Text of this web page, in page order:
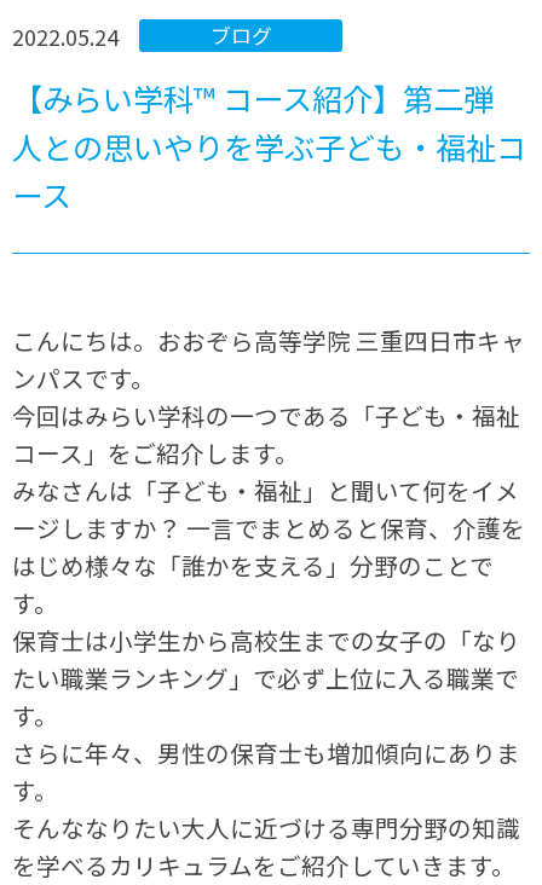
ブログ
2022.05.24
【みらい学科™ コース紹介】第二弾
人との思いやりを学ぶ子ども・福祉コ
ース
こんにちは。おおぞら高等学院 三重四日市キャ
ンパスです。
今回はみらい学科の一つである「子ども・福祉
コース」をご紹介します。
みなさんは「子ども・福祉」と聞いて何をイメ
ージしますか？ 一言でまとめると保育、介護を
はじめ様々な「誰かを支える」分野のことで
す。
保育士は小学生から高校生までの女子の「なり
たい職業ランキング」で必ず上位に入る職業で
す。
さらに年々、男性の保育士も増加傾向にありま
す。
そんななりたい大人に近づける専門分野の知識
を学べるカリキュラムをご紹介していきます。